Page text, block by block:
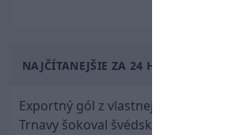
NAJČÍTANEJŠIE ZA 24 HODÍN
Exportný gól z vlastnej polovice:
Trnavy šokoval švédskeho giganta